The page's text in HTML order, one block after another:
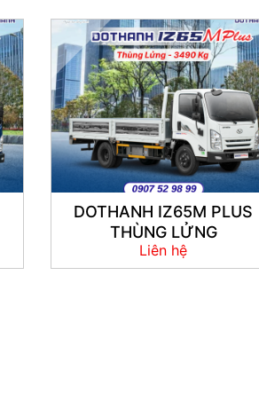
DOTHANH IZ65M PLUS
THÙNG LỬNG
Liên hệ